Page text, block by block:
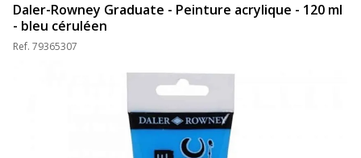
Daler-Rowney Graduate - Peinture acrylique - 120 ml
- bleu céruléen
Ref. 79365307